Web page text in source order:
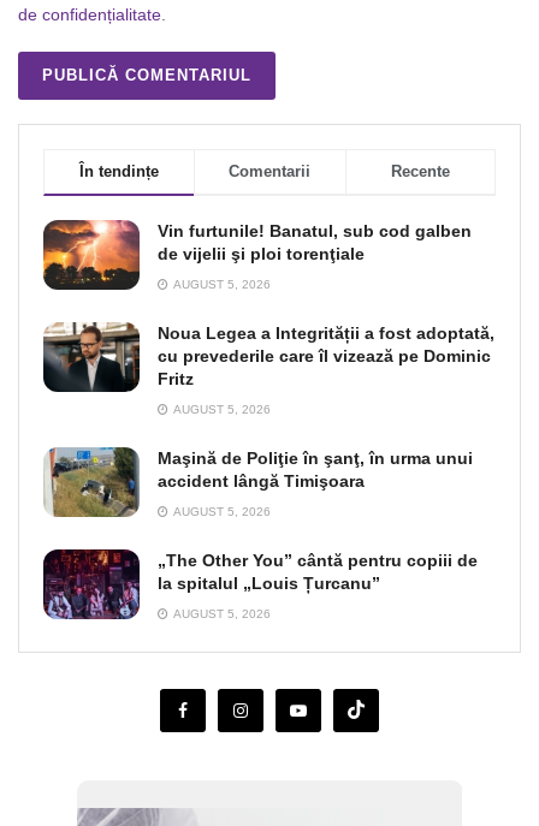
de confidențialitate.
În tendințe Comentarii Recente
Vin furtunile! Banatul, sub cod galben
de vijelii şi ploi torenţiale
AUGUST 5, 2026
Noua Legea a Integrității a fost adoptată,
cu prevederile care îl vizează pe Dominic
Fritz
AUGUST 5, 2026
Maşină de Poliţie în şanţ, în urma unui
accident lângă Timişoara
AUGUST 5, 2026
„The Other You” cântă pentru copiii de
la spitalul „Louis Țurcanu”
AUGUST 5, 2026